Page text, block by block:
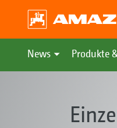
News Produkte